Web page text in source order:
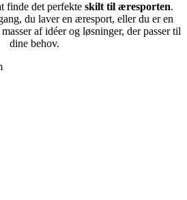
finde det perfekte skilt til æresporten.
du laver en æresport, eller du er en
af idéer og løsninger, der passer til
dine behov.